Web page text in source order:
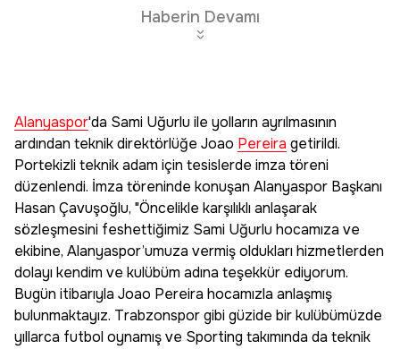
Haberin Devamı
Alanyaspor'da Sami Uğurlu ile yolların ayrılmasının
ardından teknik direktörlüğe Joao Pereira getirildi.
Portekizli teknik adam için tesislerde imza töreni
düzenlendi. İmza töreninde konuşan Alanyaspor Başkanı
Hasan Çavuşoğlu, "Öncelikle karşılıklı anlaşarak
sözleşmesini feshettiğimiz Sami Uğurlu hocamıza ve
ekibine, Alanyaspor’umuza vermiş oldukları hizmetlerden
dolayı kendim ve kulübüm adına teşekkür ediyorum.
Bugün itibarıyla Joao Pereira hocamızla anlaşmış
bulunmaktayız. Trabzonspor gibi güzide bir kulübümüzde
yıllarca futbol oynamış ve Sporting takımında da teknik